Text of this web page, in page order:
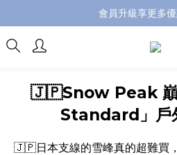
會員升級享更多
會員升級享更多
FB海外連線社團開
會員升級享更多
🇯🇵Snow Peak 巔
Standard」戶
🇯🇵日本支線的雪峰真的超難買